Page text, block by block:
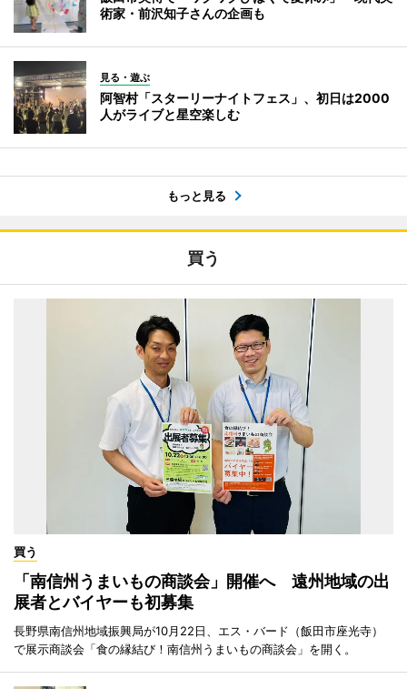
術家・前沢知子さんの企画も
見る・遊ぶ
阿智村「スターリーナイトフェス」、初日は2000
人がライブと星空楽しむ
もっと見る
買う
買う
「南信州うまいもの商談会」開催へ 遠州地域の出
展者とバイヤーも初募集
長野県南信州地域振興局が10月22日、エス・バード（飯田市座光寺）
で展示商談会「食の縁結び！南信州うまいもの商談会」を開く。